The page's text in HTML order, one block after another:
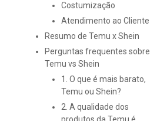
Costumização
Atendimento ao Cliente
Resumo de Temu x Shein
Perguntas frequentes sobre
Temu vs Shein
1. O que é mais barato,
Temu ou Shein?
2. A qualidade dos